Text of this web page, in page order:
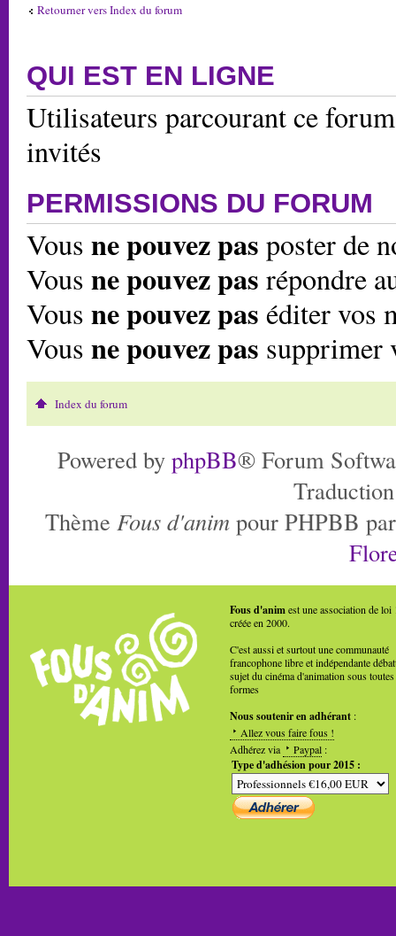
Retourner vers Index du forum
QUI EST EN LIGNE
Utilisateurs parcourant ce
invités
PERMISSIONS DU FORUM
Vous ne pouvez pas poster de
Vous ne pouvez pas répondre
Vous ne pouvez pas éditer vos
Vous ne pouvez pas supprimer
Index du forum
Powered by phpBB® Forum
Thème Fous d'anim pour PHPBB
Fous d'animest une association de loi
créée en 2000.
C'est aussi et surtout une communauté
francophone libre et indépendante
sujet du cinéma d'animation sous toutes
formes
Nous soutenir en adhérant :
Allez vous faire fous !
Adhérez via
Paypal :
Type d'adhésion pour 2015 :